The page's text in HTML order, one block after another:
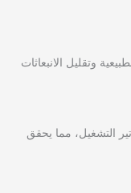
وتقليل الانبعاثات
التشغيل، مما يحقق